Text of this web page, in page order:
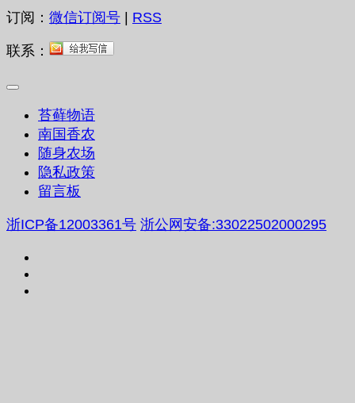
订阅： 微信订阅号 RSS
联系：
苔藓物语
南国香农
随身农场
隐私政策
留言板
浙ICP备12003361号 浙公网安备:33022502000295